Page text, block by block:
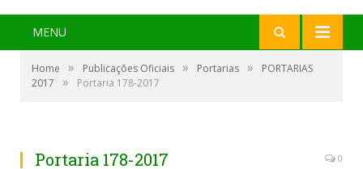
MENU
Home » Publicações Oficiais » Portarias »
PORTARIAS
2017
» Portaria 178-2017
Portaria 178-2017 0